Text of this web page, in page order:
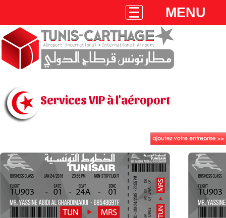
MENU
Services VIP à l'aéroport